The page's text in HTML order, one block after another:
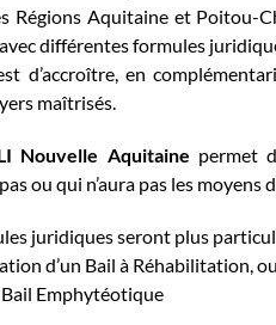
Régions Aquitaine et Poitou-
différentes formules
d’accroître, en
maîtrisés.
Nouvelle Aquitaine permet
ou qui n’aura pas les
juridiques seront plus
d’un Bail à Réhabilitation, ou
Bail Emphytéotique